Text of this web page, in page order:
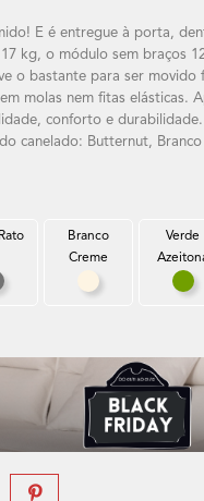
E é entregue à porta,
kg, o módulo sem braços
o bastante para ser movido
molas nem fitas elásticas.
conforto e durabilidade.
canelado: Butternut,
Cinza Rato
Branco
Creme
Branco Creme
Verde